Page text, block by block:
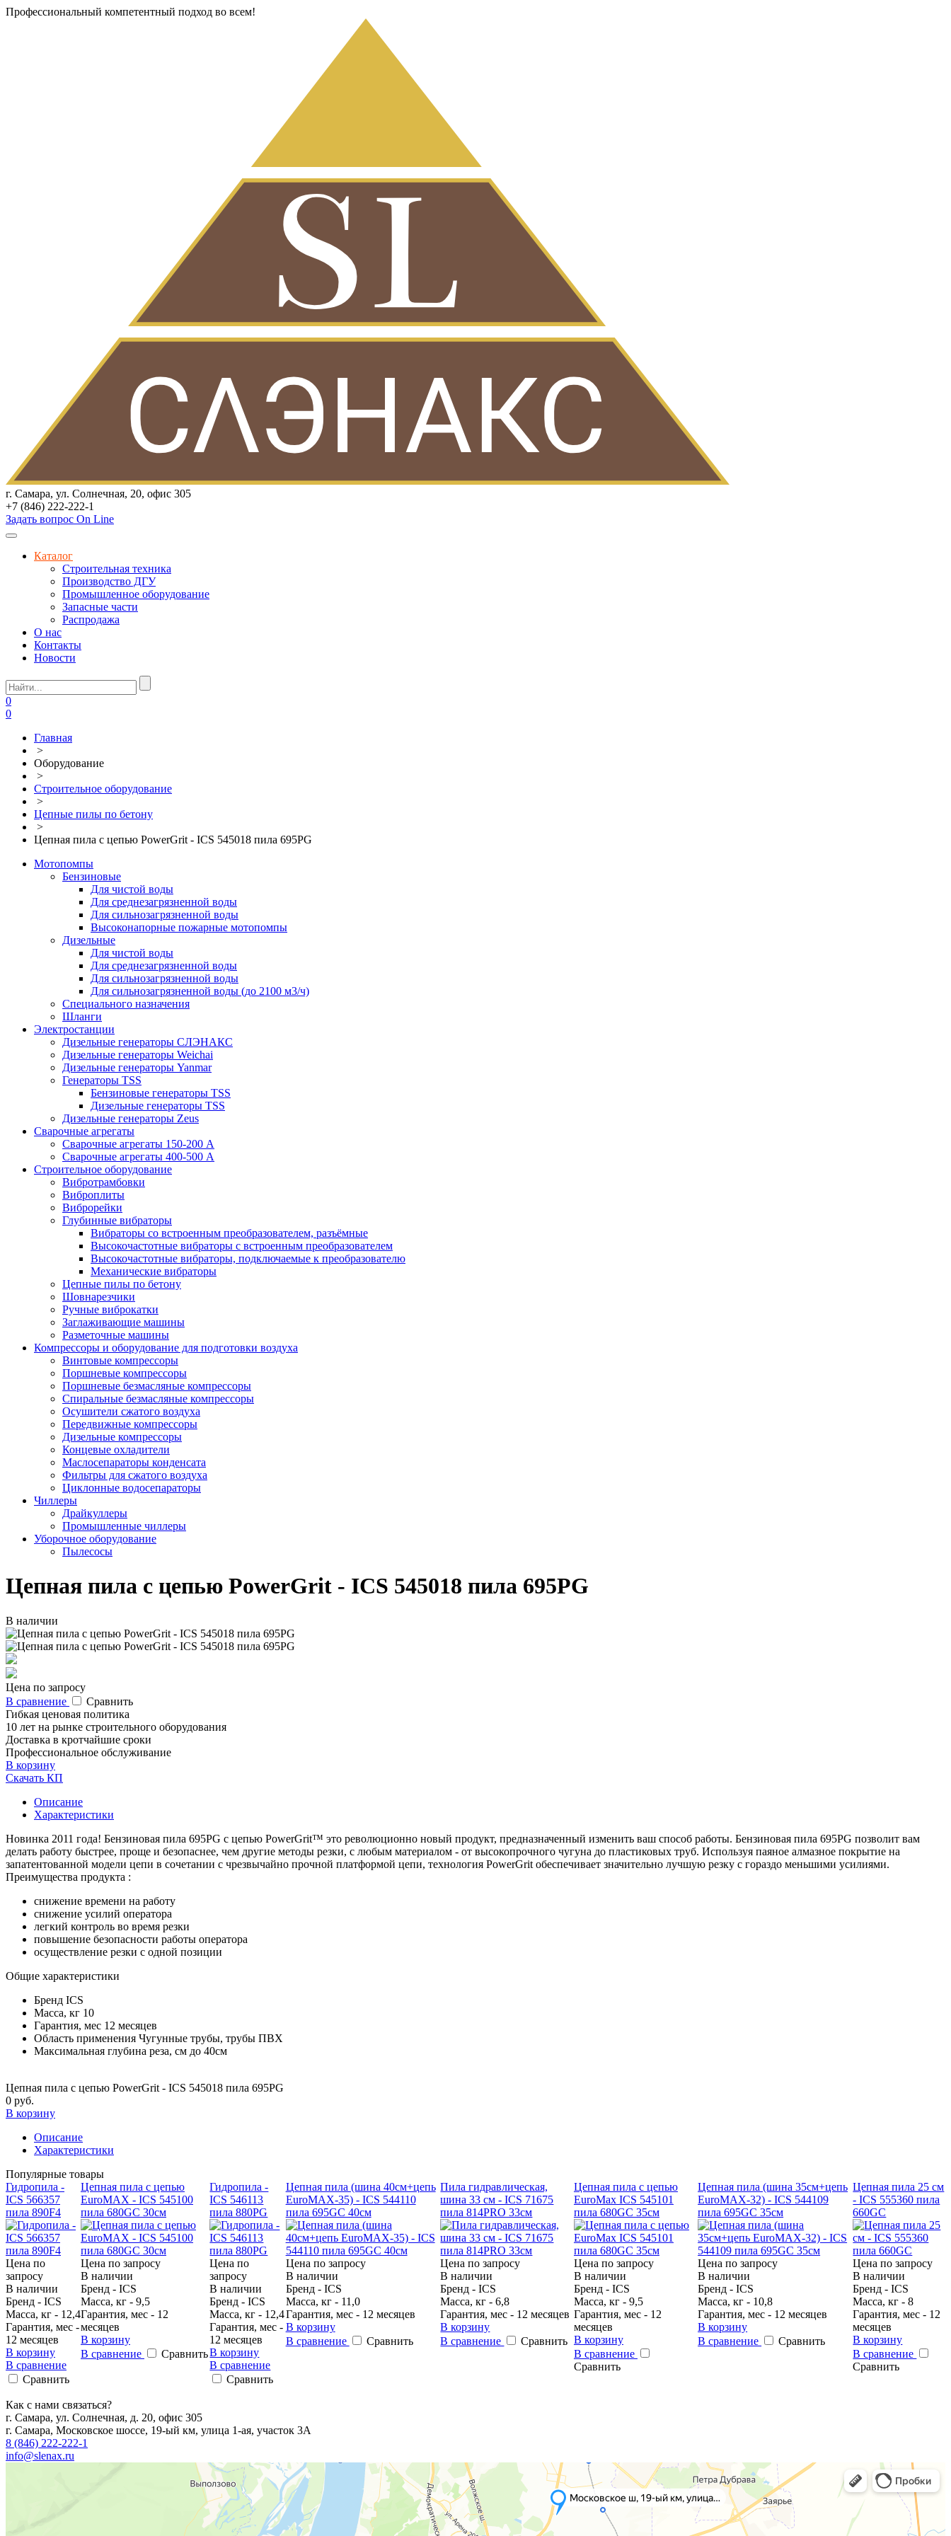
Профессиональный компетентный подход во всем!
г. Самара, ул. Солнечная, 20, офис 305
+7 (846) 222-222-1
Задать вопрос On Line
Каталог
Строительная техника
Производство ДГУ
Промышленное оборудование
Запасные части
Распродажа
О нас
Контакты
Новости
0
0
Главная
>
Оборудование
>
Строительное оборудование
>
Цепные пилы по бетону
>
Цепная пила с цепью PowerGrit - ICS 545018 пила 695PG
Мотопомпы
Бензиновые
Для чистой воды
Для среднезагрязненной воды
Для сильнозагрязненной воды
Высоконапорные пожарные мотопомпы
Дизельные
Для чистой воды
Для среднезагрязненной воды
Для сильнозагрязненной воды
Для сильнозагрязненной воды (до 2100 м3/ч)
Специального назначения
Шланги
Электростанции
Дизельные генераторы СЛЭНАКС
Дизельные генераторы Weichai
Дизельные генераторы Yanmar
Генераторы TSS
Бензиновые генераторы TSS
Дизельные генераторы TSS
Дизельные генераторы Zeus
Сварочные агрегаты
Сварочные агрегаты 150-200 А
Сварочные агрегаты 400-500 А
Строительное оборудование
Вибротрамбовки
Виброплиты
Виброрейки
Глубинные вибраторы
Вибраторы со встроенным преобразователем, разъёмные
Высокочастотные вибраторы с встроенным преобразователем
Высокочастотные вибраторы, подключаемые к преобразователю
Механические вибраторы
Цепные пилы по бетону
Шовнарезчики
Ручные виброкатки
Заглаживающие машины
Разметочные машины
Компрессоры и оборудование для подготовки воздуха
Винтовые компрессоры
Поршневые компрессоры
Поршневые безмасляные компрессоры
Спиральные безмасляные компрессоры
Осушители сжатого воздуха
Передвижные компрессоры
Дизельные компрессоры
Концевые охладители
Маслосепараторы конденсата
Фильтры для сжатого воздуха
Циклонные водосепараторы
Чиллеры
Драйкуллеры
Промышленные чиллеры
Уборочное оборудование
Пылесосы
Цепная пила с цепью PowerGrit - ICS 545018 пила 695PG
В наличии
Цена по запросу
В сравнение
Сравнить
Гибкая ценовая политика
10 лет на рынке строительного оборудования
Доставка в кротчайшие сроки
Профессиональное обслуживание
В корзину
Скачать КП
Описание
Характеристики
Новинка 2011 года! Бензиновая пила 695PG c цепью PowerGrit™ это революционно новый продукт, предназначенный изменить ваш способ работы. Бензиновая пила 695PG позволит вам
делать работу быстрее, проще и безопаснее, чем другие методы резки, с любым материалом - от высокопрочного чугуна до пластиковых труб. Используя паяное алмазное покрытие на
запатентованной модели цепи в сочетании с чрезвычайно прочной платформой цепи, технология PowerGrit обеспечивает значительно лучшую резку с гораздо меньшими усилиями.
Преимущества продукта :
снижение времени на работу
снижение усилий оператора
легкий контроль во время резки
повышение безопасности работы оператора
осуществление резки с одной позиции
Общие характеристики
Бренд ICS
Масса, кг 10
Гарантия, мес 12 месяцев
Область применения Чугунные трубы, трубы ПВХ
Максимальная глубина реза, см до 40см
Цепная пила с цепью PowerGrit - ICS 545018 пила 695PG
0 руб.
В корзину
Описание
Характеристики
Популярные товары
Гидропила -
ICS 566357
пила 890F4
Цена по
запросу
В наличии
Бренд - ICS
Масса, кг - 12,4
Гарантия, мес -
12 месяцев
В корзину
В сравнение
Сравнить
Цепная пила с цепью
EuroMAX - ICS 545100
пила 680GC 30см
Цена по запросу
В наличии
Бренд - ICS
Масса, кг - 9,5
Гарантия, мес - 12
месяцев
В корзину
В сравнение
Сравнить
Гидропила -
ICS 546113
пила 880PG
Цена по
запросу
В наличии
Бренд - ICS
Масса, кг - 12,4
Гарантия, мес -
12 месяцев
В корзину
В сравнение
Сравнить
Цепная пила (шина 40см+цепь
EuroMAX-35) - ICS 544110
пила 695GC 40см
Цена по запросу
В наличии
Бренд - ICS
Масса, кг - 11,0
Гарантия, мес - 12 месяцев
В корзину
В сравнение
Сравнить
Пила гидравлическая,
шина 33 см - ICS 71675
пила 814PRO 33см
Цена по запросу
В наличии
Бренд - ICS
Масса, кг - 6,8
Гарантия, мес - 12 месяцев
В корзину
В сравнение
Сравнить
Цепная пила с цепью
EuroMax ICS 545101
пила 680GC 35см
Цена по запросу
В наличии
Бренд - ICS
Масса, кг - 9,5
Гарантия, мес - 12
месяцев
В корзину
В сравнение
Сравнить
Цепная пила (шина 35см+цепь
EuroMAX-32) - ICS 544109
пила 695GC 35см
Цена по запросу
В наличии
Бренд - ICS
Масса, кг - 10,8
Гарантия, мес - 12 месяцев
В корзину
В сравнение
Сравнить
Цепная пила 25 см
- ICS 555360 пила
660GC
Цена по запросу
В наличии
Бренд - ICS
Масса, кг - 8
Гарантия, мес - 12
месяцев
В корзину
В сравнение
Сравнить
Как с нами связаться?
г. Самара, ул. Солнечная, д. 20, офис 305
г. Самара, Московское шоссе, 19-ый км, улица 1-ая, участок 3А
8 (846) 222-222-1
info@slenax.ru